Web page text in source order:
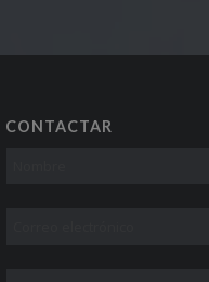
CONTACTAR